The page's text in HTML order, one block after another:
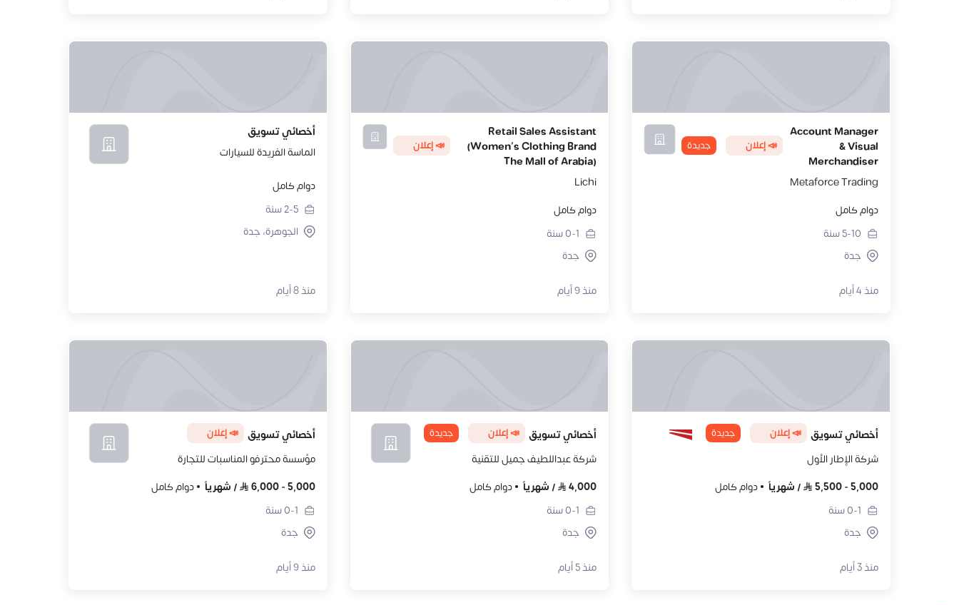
Account Manager
& Visual
Merchandiser
📣 إعلان جديدة
Metaforce Trading
دوام كامل
5-10سنة
جدة
منذ 4 أيام
Retail Sales Assistant
(Women's Clothing Brand
The Mall of Arabia)
📣 إعلان
Lichi
دوام كامل
0-1سنة
جدة
منذ 9 أيام
أخصائي تسويق
الماسة الفريدة للسيارات
دوام كامل
2-5سنة
الجوهرة، جدة
منذ 8 أيام
أخصائي تسويق 📣 إعلان جديدة
شركة الإطار الأول
5,000
-
5,500
/ شهرياً
دوام كامل
0-1سنة
جدة
منذ 3 أيام
أخصائي تسويق 📣 إعلان جديدة
شركة عبداللطيف جميل للتقنية
4,000
/ شهرياً
دوام كامل
0-1سنة
جدة
منذ 5 أيام
أخصائي تسويق 📣 إعلان
مؤسسة محترفو المناسبات للتجارة
5,000
-
6,000
/ شهرياً
دوام كامل
0-1سنة
جدة
منذ 9 أيام